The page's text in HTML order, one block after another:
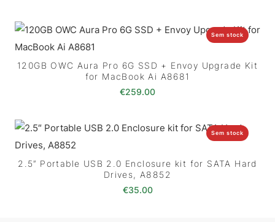
Sem stock
120GB OWC Aura Pro 6G SSD + Envoy Upgrade Kit
for MacBook Ai A8681
€259.00
Sem stock
2.5″ Portable USB 2.0 Enclosure kit for SATA Hard
Drives, A8852
€35.00